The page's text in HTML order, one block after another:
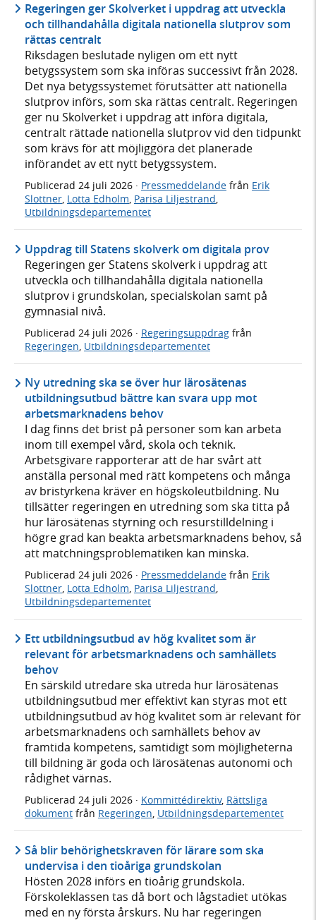
Regeringen ger Skolverket i uppdrag att utveckla
och tillhandahålla digitala nationella slutprov som
rättas centralt
Riksdagen beslutade nyligen om ett nytt
betygssystem som ska införas successivt från 2028.
Det nya betygssystemet förutsätter att nationella
slutprov införs, som ska rättas centralt. Regeringen
ger nu Skolverket i uppdrag att införa digitala,
centralt rättade nationella slutprov vid den tidpunkt
som krävs för att möjliggöra det planerade
införandet av ett nytt betygssystem.
Publicerad 24 juli 2026 · Pressmeddelande från Erik
Slottner, Lotta Edholm, Parisa Liljestrand,
Utbildningsdepartementet
Uppdrag till Statens skolverk om digitala prov
Regeringen ger Statens skolverk i uppdrag att
utveckla och tillhandahålla digitala nationella
slutprov i grundskolan, specialskolan samt på
gymnasial nivå.
Publicerad 24 juli 2026 · Regeringsuppdrag från
Regeringen Utbildningsdepartementet
Ny utredning ska se över hur lärosätenas
utbildningsutbud bättre kan svara upp mot
arbetsmarknadens behov
I dag finns det brist på personer som kan arbeta
inom till exempel vård, skola och teknik.
Arbetsgivare rapporterar att de har svårt att
anställa personal med rätt kompetens och många
av bristyrkena kräver en högskoleutbildning. Nu
tillsätter regeringen en utredning som ska titta på
hur lärosätenas styrning och resurstilldelning i
högre grad kan beakta arbetsmarknadens behov, så
att matchningsproblematiken kan minska.
Publicerad 24 juli 2026 · Pressmeddelande från Erik
Slottner, Lotta Edholm, Parisa Liljestrand,
Utbildningsdepartementet
Ett utbildningsutbud av hög kvalitet som är
relevant för arbetsmarknadens och samhällets
behov
En särskild utredare ska utreda hur lärosätenas
utbildningsutbud mer effektivt kan styras mot ett
utbildningsutbud av hög kvalitet som är relevant för
arbetsmarknadens och samhällets behov av
framtida kompetens, samtidigt som möjligheterna
till bildning är goda och lärosätenas autonomi och
rådighet värnas.
Publicerad 24 juli 2026 · Kommittédirektiv, Rättsliga
dokument från Regeringen, Utbildningsdepartementet
Så blir behörighetskraven för lärare som ska
undervisa i den tioåriga grundskolan
Hösten 2028 införs en tioårig grundskola.
Förskoleklassen tas då bort och lågstadiet utökas
med en ny första årskurs. Nu har regeringen